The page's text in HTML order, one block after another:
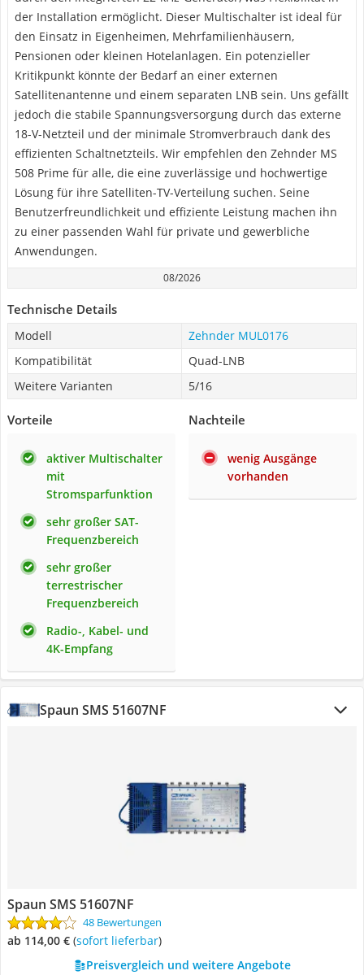
der Installation ermöglicht. Dieser Multischalter ist ideal für
den Einsatz in Eigenheimen, Mehrfamilienhäusern,
Pensionen oder kleinen Hotelanlagen. Ein potenzieller
Kritikpunkt könnte der Bedarf an einer externen
Satellitenantenne und einem separaten LNB sein. Uns gefällt
jedoch die stabile Spannungsversorgung durch das externe
18-V-Netzteil und der minimale Stromverbrauch dank des
effizienten Schaltnetzteils. Wir empfehlen den Zehnder MS
508 Prime für alle, die eine zuverlässige und hochwertige
Lösung für ihre Satelliten-TV-Verteilung suchen. Seine
Benutzerfreundlichkeit und effiziente Leistung machen ihn
zu einer passenden Wahl für private und gewerbliche
Anwendungen.
08/2026
Technische Details
Modell
Zehnder MUL0176
Kompatibilität
Quad-LNB
Weitere Varianten
5/16
Vorteile
aktiver Multischalter
mit
Stromsparfunktion
sehr großer SAT-
Frequenzbereich
sehr großer
terrestrischer
Frequenzbereich
Radio-, Kabel- und
4K-Empfang
Nachteile
wenig Ausgänge
vorhanden
Spaun SMS 51607NF
Spaun SMS 51607NF
48 Bewertungen
ab 114,00 € ( Sofort lieferbar)
Preisvergleich und weitere Angebote